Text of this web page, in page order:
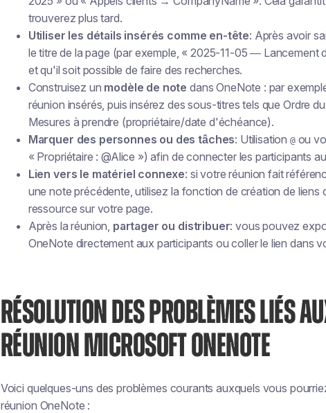
trouverez plus tard.
Utiliser les détails insérés comme en-tête: Après avoir
le titre de la page (par exemple, « 2025-11-05 — Lancement
et qu'il soit possible de faire des recherches.
Construisez un modèle de note dans OneNote : par
réunion insérés, puis insérez des sous-titres tels que Ordre
Mesures à prendre (propriétaire/date d'échéance).
Marquer des personnes ou des tâches: Utilisation @ou
« Propriétaire : @Alice ») afin de connecter les participants
Lien vers le matériel connexe: si votre réunion fait
une note précédente, utilisez la fonction de création de liens
ressource sur votre page.
Après la réunion, partager ou distribuer: vous pouvez
OneNote directement aux participants ou coller le lien dans
RÉSOLUTION DES PROBLÈMES LIÉS
RÉUNION MICROSOFT ONENOTE
Voici quelques-uns des problèmes courants auxquels vous
réunion OneNote :